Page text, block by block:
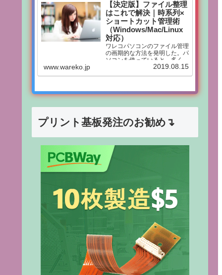
【決定版】ファイル整理
はこれで解決｜時系列×
ショートカット管理術
（Windows/Mac/Linux
対応）
ワレコパソコンのファイル管理
の画期的な方法を発明した。パ
ソコンを使っていると、多くの
人が同じ悩みにぶつかります。
理は一見単純に見えますが、実
www.wareko.jp 2019.08.15
プリント基板発注のお勧め↴